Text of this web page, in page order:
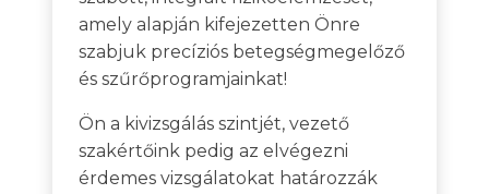
amely alapján kifejezetten Önre
szabjuk precíziós betegségmegelőző
és szűrőprogramjainkat!
Ön a kivizsgálás szintjét, vezető
szakértőink pedig az elvégezni
érdemes vizsgálatokat határozzák